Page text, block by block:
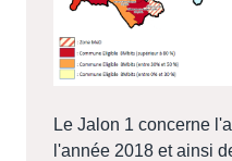
Le Jalon 1 concerne
l'année 2018 et ainsi